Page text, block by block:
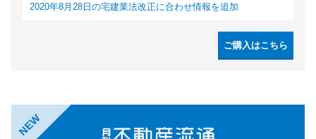
2020年8月28日の宅建業法改正に合わせ情報を追加
ご購入はこちら
NEW